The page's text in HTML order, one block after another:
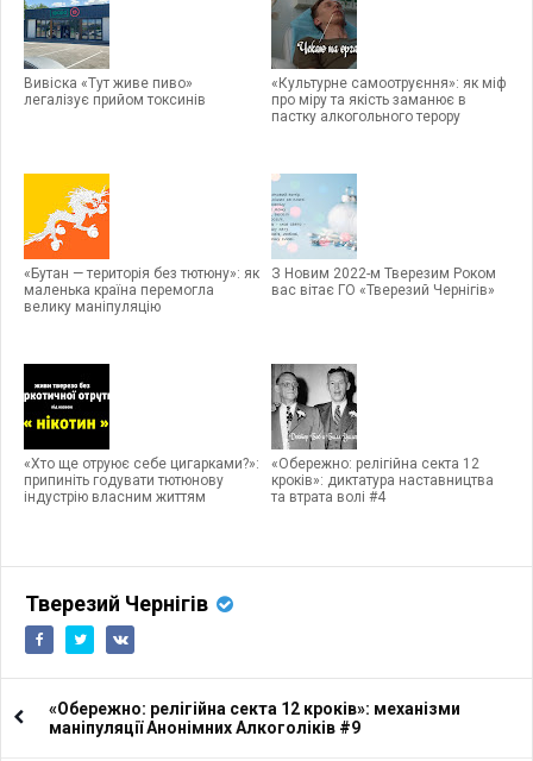
Вивіска «Тут живе пиво»
легалізує прийом токсинів
«Культурне самоотруєння»: як міф
про міру та якість заманює в
пастку алкогольного терору
«Бутан — територія без тютюну»: як
маленька країна перемогла
велику маніпуляцію
З Новим 2022-м Тверезим Роком
вас вітає ГО «Тверезий Чернігів»
«Хто ще отруює себе цигарками?»:
припиніть годувати тютюнову
індустрію власним життям
«Обережно: релігійна секта 12
кроків»: диктатура наставництва
та втрата волі #4
Тверезий Чернігів
«Обережно: релігійна секта 12 кроків»: механізми
маніпуляції Анонімних Алкоголіків #9